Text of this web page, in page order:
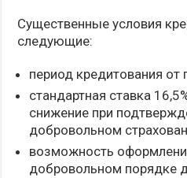
Существенные условия
следующие:
период кредитования от
стандартная ставка
снижение при
добровольном
возможность
добровольном порядке